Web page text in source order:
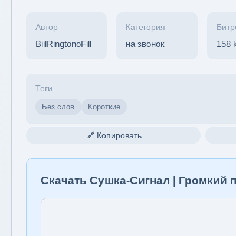
Автор
BiilRingtonoFill
Категория
на звонок 158
Теги
Без слов Короткие
🔗 Копировать
Скачать Сушка-Сигнал | Громкий